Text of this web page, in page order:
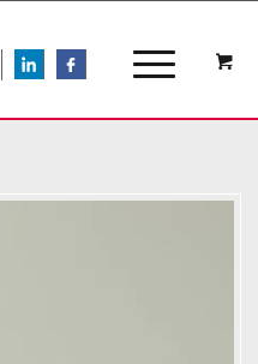
LIn